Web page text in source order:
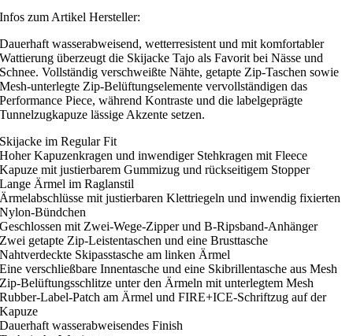
Infos zum Artikel Hersteller:
Dauerhaft wasserabweisend, wetterresistent und mit komfortabler
Wattierung überzeugt die Skijacke Tajo als Favorit bei Nässe und
Schnee. Vollständig verschweißte Nähte, getapte Zip-Taschen sowie
Mesh-unterlegte Zip-Belüftungselemente vervollständigen das
Performance Piece, während Kontraste und die labelgeprägte
Tunnelzugkapuze lässige Akzente setzen.
Skijacke im Regular Fit
Hoher Kapuzenkragen und inwendiger Stehkragen mit Fleece
Kapuze mit justierbarem Gummizug und rückseitigem Stopper
Lange Ärmel im Raglanstil
Ärmelabschlüsse mit justierbaren Klettriegeln und inwendig fixierten
Nylon-Bündchen
Geschlossen mit Zwei-Wege-Zipper und B-Ripsband-Anhänger
Zwei getapte Zip-Leistentaschen und eine Brusttasche
Nahtverdeckte Skipasstasche am linken Ärmel
Eine verschließbare Innentasche und eine Skibrillentasche aus Mesh
Zip-Belüftungsschlitze unter den Ärmeln mit unterlegtem Mesh
Rubber-Label-Patch am Ärmel und FIRE+ICE-Schriftzug auf der
Kapuze
Dauerhaft wasserabweisendes Finish